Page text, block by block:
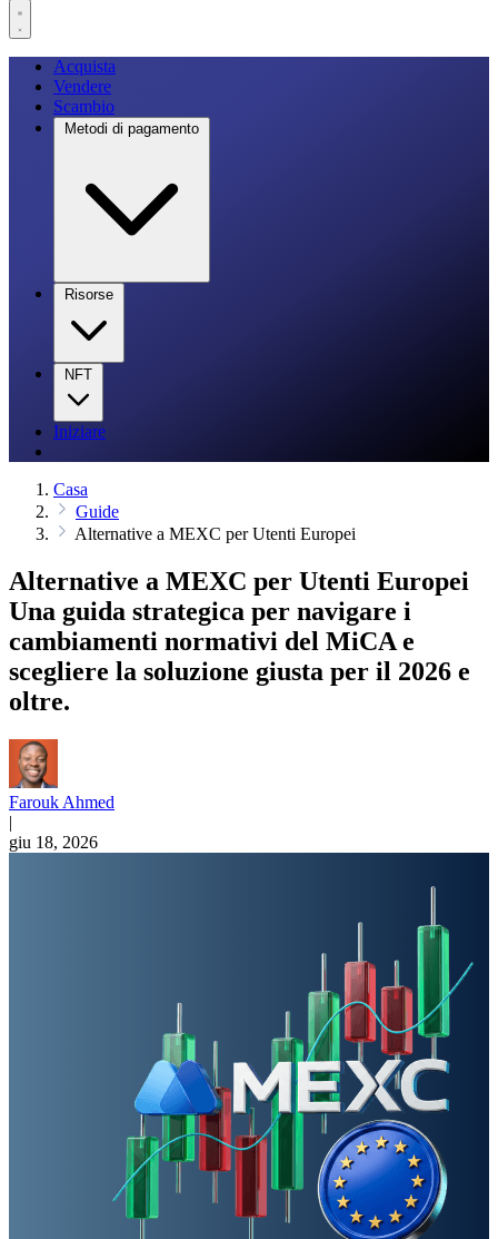
Acquista
Vendere
Scambio
Metodi di pagamento
Risorse
NFT
Iniziare
Casa
Guide
Alternative a MEXC per Utenti Europei
Alternative a MEXC per Utenti Europei
Una guida strategica per navigare i
cambiamenti normativi del MiCA e
scegliere la soluzione giusta per il 2026 e
oltre.
Farouk Ahmed
|
giu 18, 2026